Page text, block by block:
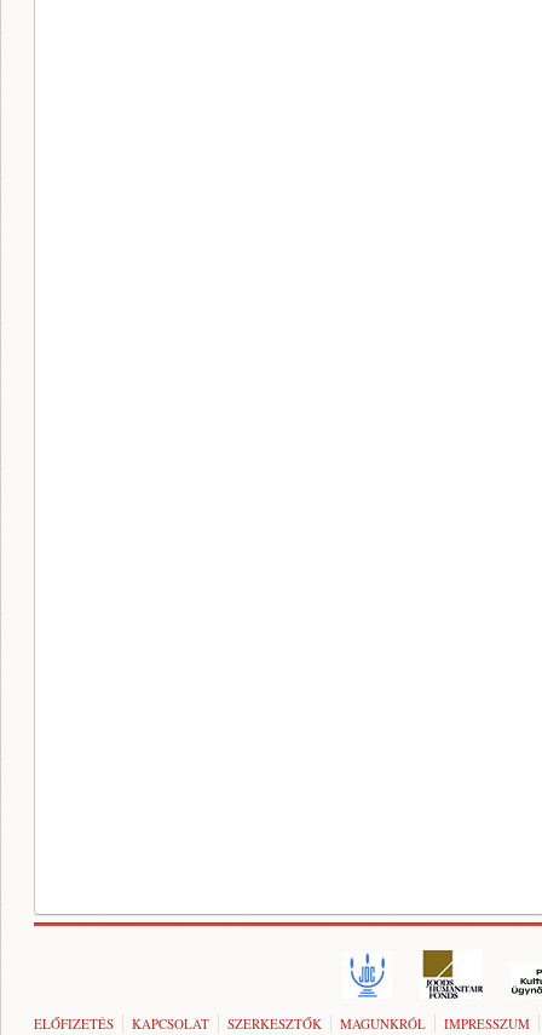
ELŐFIZETÉS KAPCSOLAT SZERKESZTŐK MAGUNKRÓL IMPRESSZUM